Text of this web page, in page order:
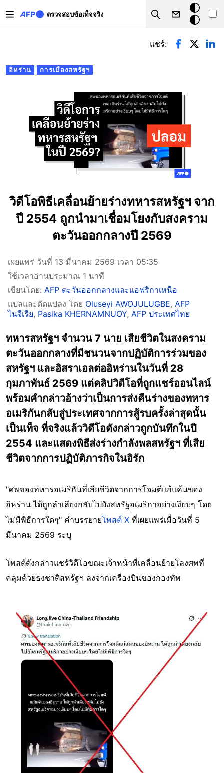
ตรวจสอบข้อเท็จจริง
Search
โหมด
มืด
Primary tabs
อิหร่าน การเมืองสหรัฐฯ
แชร์:
วิดีโอพิธีเคลื่อนย้ายร่างทหารสหรัฐฯ จาก
ปี 2554 ถูกนำมาเชื่อมโยงกับสงคราม
ตะวันออกกลางปี 2569
เผยแพร่ วันที่ 13 มีนาคม 2569 เวลา 05:35
ใช้เวลาอ่านประมาณ 1 นาที
เขียนโดย: AFP ตะวันออกกลางและแอฟริกาเหนือ
แปลและดัดแปลง โดย Oluseyi AWOJULUGBE, AFP
ไนจีเรีย, Pasika KHERNAMNUOY, AFP ประเทศไทย
ทหารสหรัฐฯ จำนวน 7 นาย เสียชีวิตในสงคราม
ตะวันออกกลางที่มีชนวนจากปฏิบัติการร่วมของ
สหรัฐฯ และอิสราเอลต่ออิหร่านในวันที่ 28
กุมภาพันธ์ 2569 แต่คลิปวิดีโอที่ถูกแชร์ออนไลน์
พร้อมคำกล่าวอ้างว่าเป็นการส่งคืนร่างของทหาร
อเมริกันกลับสู่ประเทศจากการสู้รบครั้งล่าสุดนั้น
เป็นเท็จ ที่จริงแล้ววิดีโอดังกล่าวถูกบันทึกในปี
2554 และแสดงพิธีส่งร่างกำลังพลสหรัฐฯ ที่เสีย
ชีวิตจากการปฏิบัติภารกิจในอิรัก
"ศพของทหารอเมริกันที่เสียชีวิตจากการโจมตีแก้แค้นของ
อิหร่าน ได้ถูกลำเลียงกลับไปยังสหรัฐอเมริกาอย่างเงียบๆ โดย
ไม่มีพิธีการใดๆ" คำบรรยายโพสต์ X ที่เผยแพร่เมื่อวันที่ 5
มีนาคม 2569 ระบุ
โพสต์ดังกล่าวแชร์วิดีโอขณะเจ้าหน้าที่เคลื่อนย้ายโลงศพที่
คลุมด้วยธงชาติสหรัฐฯ ลงจากเครื่องบินของกองทัพ
Image